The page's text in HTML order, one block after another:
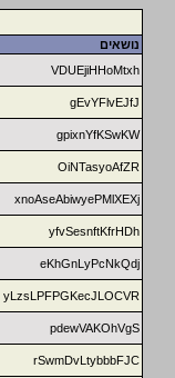
נושאים
VDUEjiHHoMtxh
gEvYFlvEJfJ
gpixnYfKSwKW
OiNTasyoAfZR
xnoAseAbiwyePMlXEXj
yfvSesnftKfrHDh
eKhGnLyPcNkQdj
yLzsLPFPGKecJLOCVR
pdewVAKOhVgS
rSwmDvLtybbbFJC